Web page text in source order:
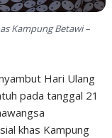
Kampung Betawi –
Hari Ulang
pada tanggal 21
khas Kampung